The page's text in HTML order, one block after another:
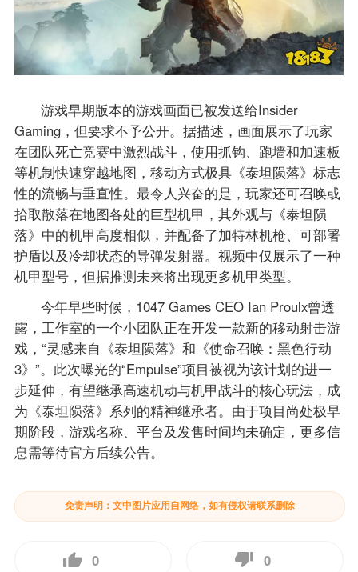
游戏早期版本的游戏画面已被发送给Insider
Gaming，但要求不予公开。据描述，画面展示了玩家
在团队死亡竞赛中激烈战斗，使用抓钩、跑墙和加速板
等机制快速穿越地图，移动方式极具《泰坦陨落》标志
性的流畅与垂直性。最令人兴奋的是，玩家还可召唤或
拾取散落在地图各处的巨型机甲，其外观与《泰坦陨
落》中的机甲高度相似，并配备了加特林机枪、可部署
护盾以及冷却状态的导弹发射器。视频中仅展示了一种
机甲型号，但据推测未来将出现更多机甲类型。
今年早些时候，1047 Games CEO Ian Proulx曾透
露，工作室的一个小团队正在开发一款新的移动射击游
戏，“灵感来自《泰坦陨落》和《使命召唤：黑色行动
3》”。此次曝光的“Empulse”项目被视为该计划的进一
步延伸，有望继承高速机动与机甲战斗的核心玩法，成
为《泰坦陨落》系列的精神继承者。由于项目尚处极早
期阶段，游戏名称、平台及发售时间均未确定，更多信
息需等待官方后续公告。
免责声明：文中图片应用自网络，如有侵权请联系删除
0 0